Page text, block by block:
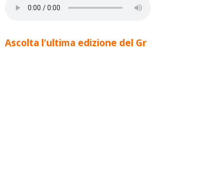
Ascolta l'ultima edizione del Gr